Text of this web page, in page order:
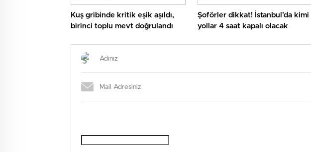
Kuş gribinde kritik eşik aşıldı,
birinci toplu mevt doğrulandı
Şoförler dikkat! İstanbul’da kimi
yollar 4 saat kapalı olacak